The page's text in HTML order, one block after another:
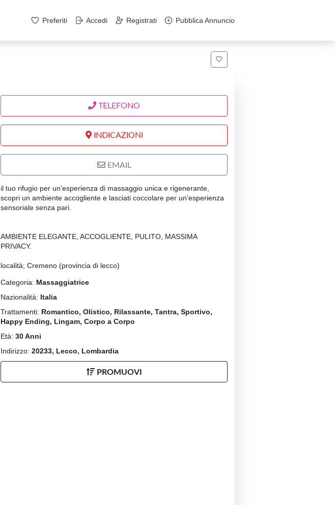
Preferiti Accedi Registrati Pubblica Annuncio
TELEFONO
INDICAZIONI
EMAIL
il tuo rifugio per un'esperienza di massaggio unica e rigenerante,
scopri un ambiente accogliente e lasciati coccolare per un'esperienza
sensoriale senza pari.
AMBIENTE ELEGANTE, ACCOGLIENTE, PULITO, MASSIMA
PRIVACY.
località; Cremeno (provincia di lecco)
Categoria: Massaggiatrice
Nazionalità: Italia
Trattamenti: Romantico, Olistico, Rilassante, Tantra, Sportivo,
Happy Ending, Lingam, Corpo a Corpo
Età: 30 Anni
Indirizzo: 20233, Lecco, Lombardia
PROMUOVI